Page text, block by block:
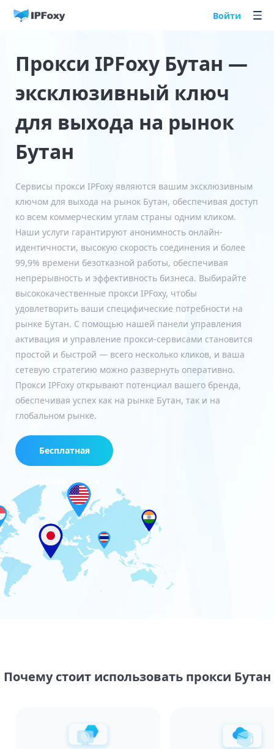
Войти
Прокси IPFoxy Бутан —
эксклюзивный ключ
для выхода на рынок
Бутан
Сервисы прокси IPFoxy являются вашим эксклюзивным
ключом для выхода на рынок Бутан, обеспечивая доступ
ко всем коммерческим углам страны одним кликом.
Наши услуги гарантируют анонимность онлайн-
идентичности, высокую скорость соединения и более
99,9% времени безотказной работы, обеспечивая
непрерывность и эффективность бизнеса. Выбирайте
высококачественные прокси IPFoxy, чтобы
удовлетворить ваши специфические потребности на
рынке Бутан. С помощью нашей панели управления
активация и управление прокси-сервисами становится
простой и быстрой — всего несколько кликов, и ваша
сетевую стратегию можно развернуть оперативно.
Прокси IPFoxy открывают потенциал вашего бренда,
обеспечивая успех как на рынке Бутан, так и на
глобальном рынке.
Бесплатная
пробная версия
Почему стоит использовать прокси Бутан